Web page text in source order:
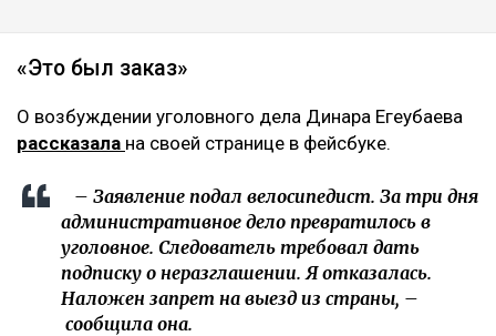
«Это был заказ»
О возбуждении уголовного дела Динара Егеубаева
рассказала на своей странице в фейсбуке.
– Заявление подал велосипедист. За три дня
административное дело превратилось в
уголовное. Следователь требовал дать
подписку о неразглашении. Я отказалась.
Наложен запрет на выезд из страны, –
сообщила она.